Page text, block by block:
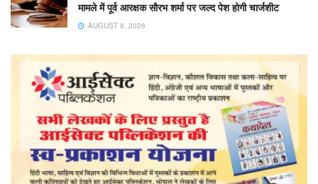
मामले में पूर्व आरक्षक सौरभ शर्मा पर जल्द पेश होगी चार्जशीट
AUGUST 8, 2026